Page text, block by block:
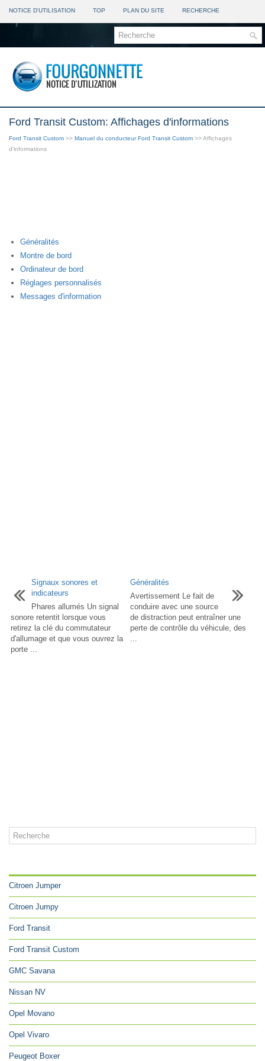
NOTICE D'UTILISATION TOP PLAN DU SITE RECHERCHE
Ford Transit Custom: Affichages d'informations
Ford Transit Custom >> Manuel du conducteur Ford Transit Custom >> Affichages
d'informations
Généralités
Montre de bord
Ordinateur de bord
Réglages personnalisés
Messages d'information
Signaux sonores et
indicateurs
Phares allumés Un signal
sonore retentit lorsque vous
retirez la clé du commutateur
d'allumage et que vous ouvrez la
porte ...
Généralités
Avertissement Le fait de
conduire avec une source
de distraction peut entraîner une
perte de contrôle du véhicule, des
...
Citroen Jumper
Citroen Jumpy
Ford Transit
Ford Transit Custom
GMC Savana
Nissan NV
Opel Movano
Opel Vivaro
Peugeot Boxer